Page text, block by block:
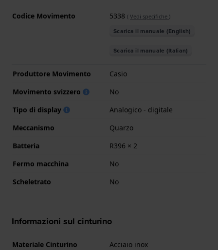
Codice Movimento 5338 ( Vedi specifiche )
Scarica il manuale (English)
Scarica il manuale (Italian)
Produttore Movimento
Casio
Movimento svizzero
No
Tipo di display
Analogico - digitale
Meccanismo
Quarzo
Batteria
R396 × 2
Fermo macchina
No
Scheletrato
No
Informazioni sul cinturino
Materiale Cinturino
Acciaio inox